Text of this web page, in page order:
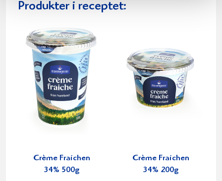
Produkter i receptet:
Crème Fraichen
34% 500g
Crème Fraichen
34% 200g